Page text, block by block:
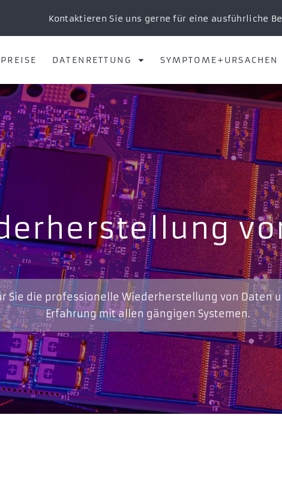
Kontaktieren Sie uns gerne für eine ausführliche
DATENRETTUNG SYMPTOME+URSACHEN
Sie die professionelle Wiederherstellung von Daten
Erfahrung mit allen gängigen Systemen.